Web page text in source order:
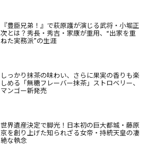
『豊臣兄弟！』で萩原護が演じる武将・小堀正
次とは？秀長・秀吉・家康が重用、“出家を重
ねた実務派”の生涯
しっかり抹茶の味わい、さらに果実の香りも楽
しめる「無糖フレーバー抹茶」ストロベリー、
マンゴー新発売
世界遺産決定で脚光！日本初の巨大都城・藤原
京を創り上げた知られざる女帝・持統天皇の凄
絶な執念